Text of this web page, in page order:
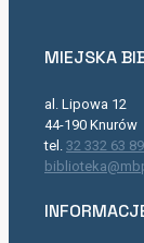
MIEJSKA
al. Lipowa 12
44-190 Knurów
tel. 32 332 63 89